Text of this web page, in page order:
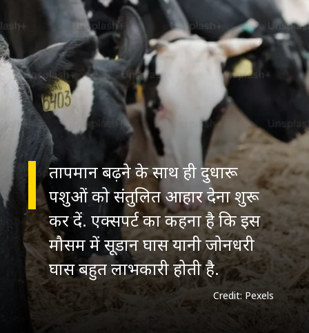
तापमान बढ़ने के साथ ही दुधारू
पशुओं को संतुलित आहार देना शुरू
कर दें. एक्सपर्ट का कहना है कि इस
मौसम में सूडान घास यानी जोनधरी
घास बहुत लाभकारी होती है.
Credit: Pexels